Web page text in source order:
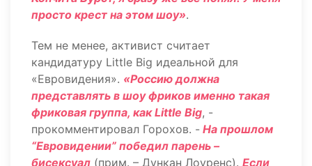
просто крест на этом шоу».
Тем не менее, активист считает
кандидатуру Little Big идеальной для
«Евровидения». «Россию должна
представлять в шоу фриков именно такая
фриковая группа, как Little Big, -
прокомментировал Горохов. - На прошлом
“Евровидении” победил парень –
бисексуал (прим. – Дункан Лоуренс). Если